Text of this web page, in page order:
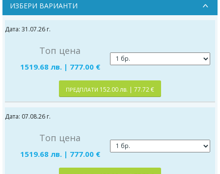
ИЗБЕРИ ВАРИАНТИ
Дата: 31.07.26 г.
Топ цена
1519.68 лв. | 777.00 €
ПРЕДПЛАТИ 152.00 лв. | 77.72 €
Дата: 07.08.26 г.
Топ цена
1519.68 лв. | 777.00 €